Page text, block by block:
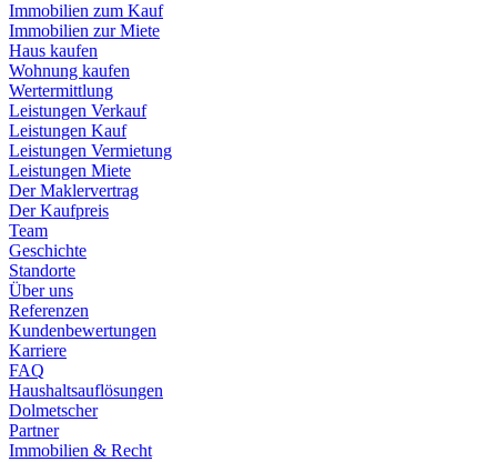
Immobilien zum Kauf
Immobilien zur Miete
Haus kaufen
Wohnung kaufen
Wertermittlung
Leistungen Verkauf
Leistungen Kauf
Leistungen Vermietung
Leistungen Miete
Der Maklervertrag
Der Kaufpreis
Team
Geschichte
Standorte
Über uns
Referenzen
Kundenbewertungen
Karriere
FAQ
Haushaltsauflösungen
Dolmetscher
Partner
Immobilien & Recht